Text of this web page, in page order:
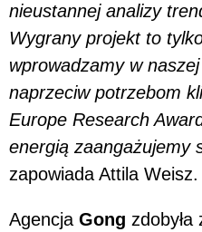
nieustannej analizy
Wygrany projekt to
wprowadzamy w
naprzeciw potrzebom
Europe Research
energią zaangażujemy
zapowiada Attila Weisz.
Agencja Gong